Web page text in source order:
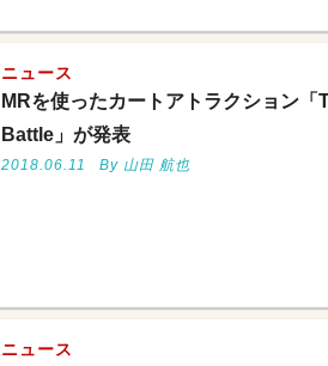
ニュース
MRを使ったカートアトラクション
Battle」が発表
2018.06.11 By 山田 航也
ニュース